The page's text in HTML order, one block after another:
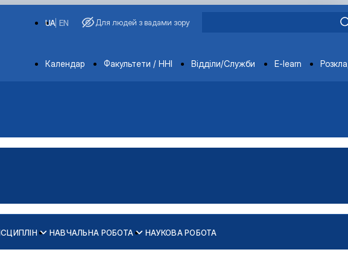
EN
UA Для людей з вадами зору
Departments
Календар Факультети / ННІ Відділи/Служби E-learn
НАВЧАЛЬНА РОБОТА НАУКОВА РОБОТА